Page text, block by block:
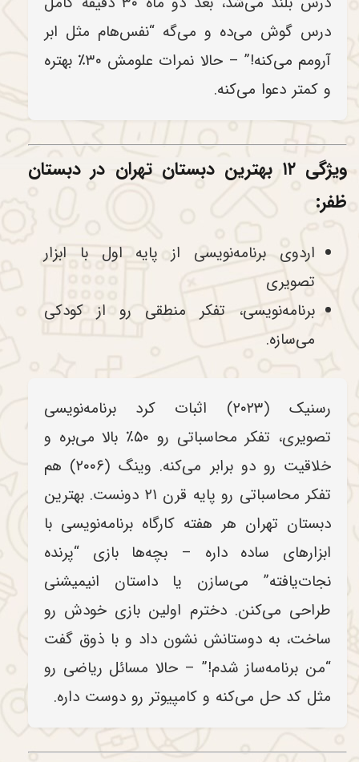
درس گوش می‌ده و می‌گه “نفس‌هام مثل ابر
آرومم می‌کنه!” – حالا نمرات علومش ۳۰٪ بهتره
و کمتر دعوا می‌کنه.
ویژگی ۱۲ بهترین دبستان تهران در دبستان
ظفر:
اردوی برنامه‌نویسی از پایه اول با ابزار
تصویری
برنامه‌نویسی، تفکر منطقی رو از کودکی
می‌سازه.
رسنیک (۲۰۲۳) اثبات کرد برنامه‌نویسی
تصویری، تفکر محاسباتی رو ۵۰٪ بالا می‌بره و
خلاقیت رو دو برابر می‌کنه. وینگ (۲۰۰۶) هم
تفکر محاسباتی رو پایه قرن ۲۱ دونست. بهترین
دبستان تهران هر هفته کارگاه برنامه‌نویسی با
ابزارهای ساده داره – بچه‌ها بازی “پرنده
نجات‌یافته” می‌سازن یا داستان انیمیشنی
طراحی می‌کنن. دخترم اولین بازی خودش رو
ساخت، به دوستانش نشون داد و با ذوق گفت
“من برنامه‌ساز شدم!” – حالا مسائل ریاضی رو
مثل کد حل می‌کنه و کامپیوتر رو دوست داره.